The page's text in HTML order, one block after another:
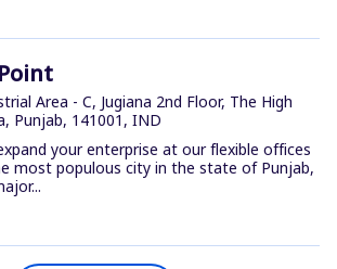
Area - C, Jugiana 2nd Floor, The High
Punjab, 141001, IND
your enterprise at our flexible offices
most populous city in the state of Punjab,